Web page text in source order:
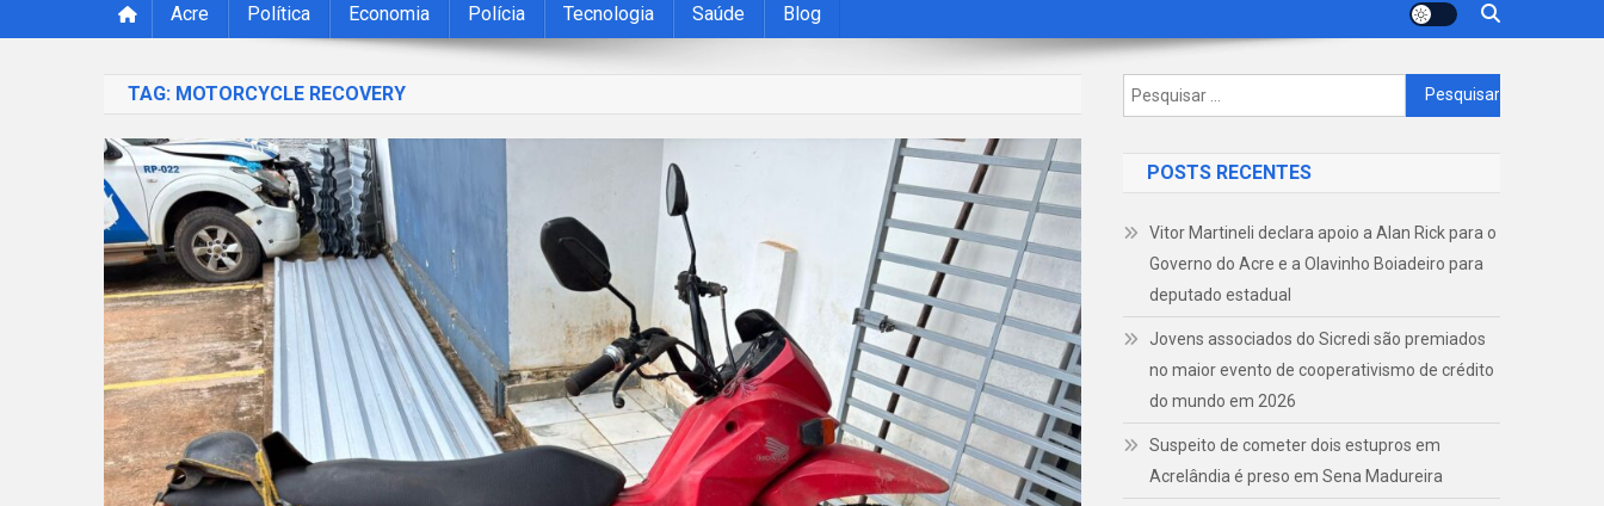
Acre Política Economia Polícia Tecnologia Saúde Blog
TAG: MOTORCYCLE RECOVERY
Pesquisar
por:
POSTS RECENTES
Vitor Martineli declara apoio a Alan Rick para o
Governo do Acre e a Olavinho Boiadeiro para
deputado estadual
Jovens associados do Sicredi são premiados
no maior evento de cooperativismo de crédito
do mundo em 2026
Suspeito de cometer dois estupros em
Acrelândia é preso em Sena Madureira